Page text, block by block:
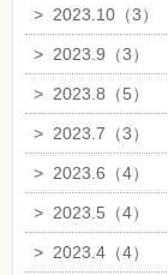
> 2023.10（3）
> 2023.9（3）
> 2023.8（5）
> 2023.7（3）
> 2023.6（4）
> 2023.5（4）
> 2023.4（4）